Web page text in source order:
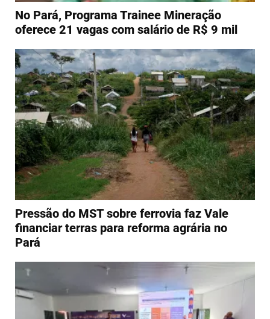
No Pará, Programa Trainee Mineração
oferece 21 vagas com salário de R$ 9 mil
Pressão do MST sobre ferrovia faz Vale
financiar terras para reforma agrária no
Pará